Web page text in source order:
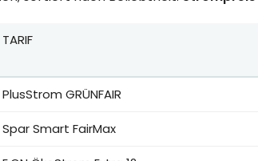
für Berlin bei 3.500 kWh
TARIF
PlusStrom GRÜNFAIR
Spar Smart FairMax